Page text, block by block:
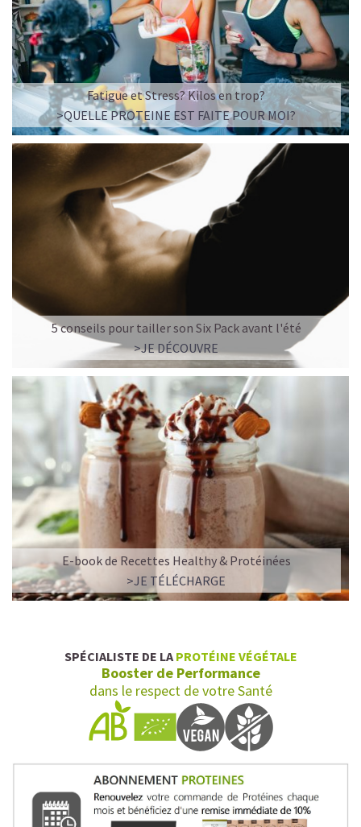
Fatigue et Stress? Kilos en trop?
>QUELLE PROTEINE EST FAITE POUR MOI?
5 conseils pour tailler son Six Pack avant l'été
>JE DÉCOUVRE
E-book de Recettes Healthy & Protéinées
>JE TÉLÉCHARGE
SPÉCIALISTE DE LA PROTÉINE VÉGÉTALE
Booster de Performance
dans le respect de votre Santé